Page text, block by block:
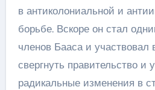
в антиколониальной и
борьбе. Вскоре он стал
членов Бааса и участвовал
свергнуть правительство и
радикальные изменения в